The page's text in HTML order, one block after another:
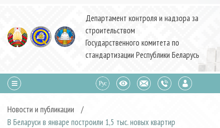
Департамент контроля и надзора за
строительством
Государственного комитета по
стандартизации Республики Беларусь
Новости и публикации
/
В Беларуси в январе построили 1,5 тыс. новых квартир